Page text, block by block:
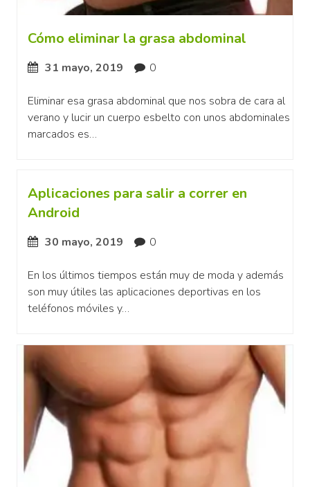
Cómo eliminar la grasa abdominal
31 mayo, 2019 0
Eliminar esa grasa abdominal que nos sobra de cara al
verano y lucir un cuerpo esbelto con unos abdominales
marcados es…
Aplicaciones para salir a correr en
Android
30 mayo, 2019 0
En los últimos tiempos están muy de moda y además
son muy útiles las aplicaciones deportivas en los
teléfonos móviles y…